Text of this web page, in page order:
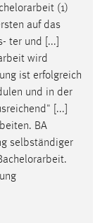
(1)
auf das
ter und [...]
wird
ist erfolgreich
und in der
[...]
BA
selbständiger
.